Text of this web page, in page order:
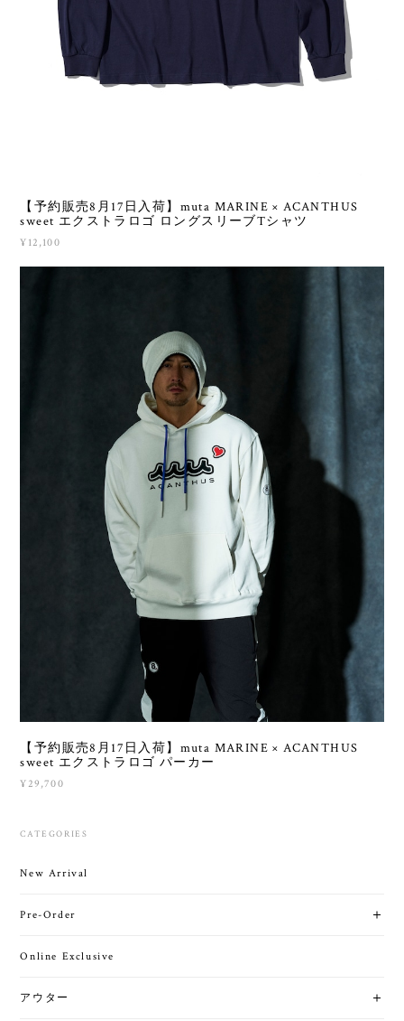
【予約販売8月17日入荷】muta MARINE × ACANTHUS
sweet エクストラロゴ ロングスリーブTシャツ
¥12,100
【予約販売8月17日入荷】muta MARINE × ACANTHUS
sweet エクストラロゴ パーカー
¥29,700
CATEGORIES
New Arrival
Pre-Order
Online Exclusive
アウター